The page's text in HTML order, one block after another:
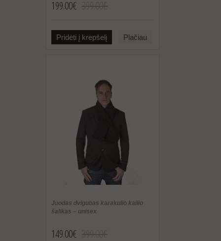
199.00€
Pridėti į krepšelį Plačiau
Juodas dvigubas karakulio kailio
šalikas – unisex
149.00€